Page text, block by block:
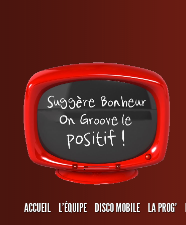
ACCUEIL L’ÉQUIPE DISCO MOBILE LA PROG’